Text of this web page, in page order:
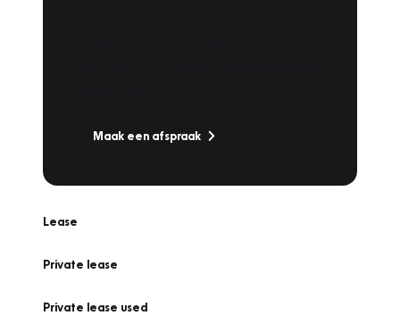
Maak een afspraak
Lease
Private lease
Private lease used